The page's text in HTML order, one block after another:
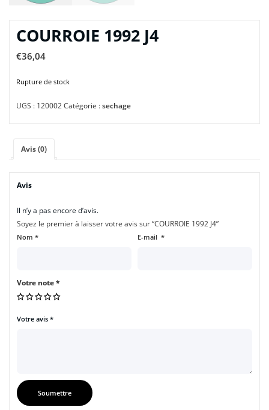
COURROIE 1992 J4
€36,04
Rupture de stock
UGS : 120002Catégorie :sechage
Avis (0)
Avis
Il n’y a pas encore d’avis.
Soyez le premier à laisser votre avis sur “COURROIE 1992 J4”
Nom * E-mail *
Votre note*
Votre avis *